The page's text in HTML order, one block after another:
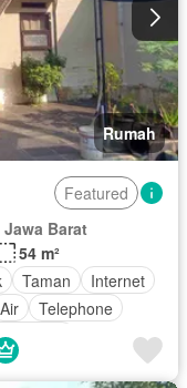
Rumah
Featured
Barat
54 m²
Taman
Internet
Air
Telephone